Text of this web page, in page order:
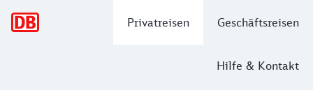
Privatreisen Geschäftsreisen
Hilfe & Kontakt